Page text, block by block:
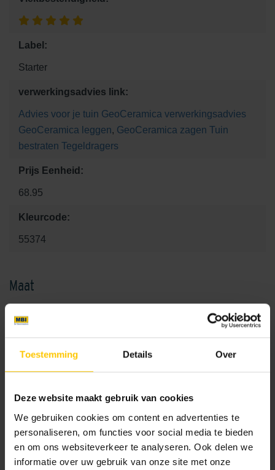
Toestemming Details Over
Deze website maakt gebruik van cookies
We gebruiken cookies om content en advertenties te
personaliseren, om functies voor social media te bieden
en om ons websiteverkeer te analyseren. Ook delen we
informatie over uw gebruik van onze site met onze
Label:
Starter
verwerkingsadvies link:
Advies voor je tuin GeoCeramica verwerkingsadvies
GeoCeramica leggen, GeoCeramica zagen Tuin
bestraten Tegeldragers
Prijs Eenheid:
68.95
Kleurcode:
55374
Maat
60 x 60 x 4
Kleur